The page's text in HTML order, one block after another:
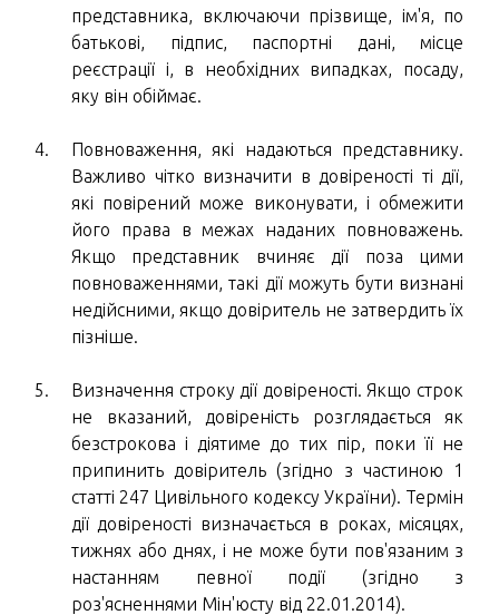
представника, включаючи прізвище, ім'я, по
батькові, підпис, паспортні дані, місце
реєстрації і, в необхідних випадках, посаду,
яку він обіймає.
Повноваження, які надаються представнику.
Важливо чітко визначити в довіреності ті дії,
які повірений може виконувати, і обмежити
його права в межах наданих повноважень.
Якщо представник вчиняє дії поза цими
повноваженнями, такі дії можуть бути визнані
недійсними, якщо довіритель не затвердить їх
пізніше.
Визначення строку дії довіреності. Якщо строк
не вказаний, довіреність розглядається як
безстрокова і діятиме до тих пір, поки її не
припинить довіритель (згідно з частиною 1
статті 247 Цивільного кодексу України). Термін
дії довіреності визначається в роках, місяцях,
тижнях або днях, і не може бути пов'язаним з
настанням певної події (згідно з
роз'ясненнями Мін'юсту від 22.01.2014).